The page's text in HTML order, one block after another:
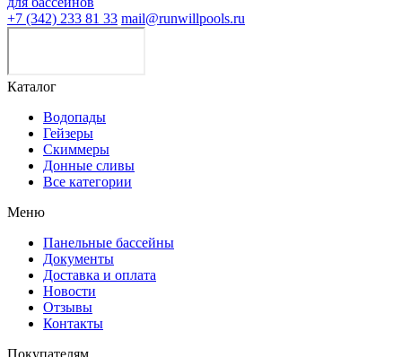
+7 (342) 233 81 33 mail@runwillpools.ru
Каталог
Водопады
Гейзеры
Скиммеры
Донные сливы
Все категории
Меню
Панельные бассейны
Документы
Доставка и оплата
Новости
Отзывы
Контакты
Покупателям